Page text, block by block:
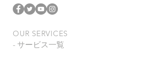
OUR SERVICES
- サービス一覧